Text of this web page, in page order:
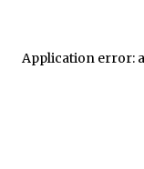
Application error: